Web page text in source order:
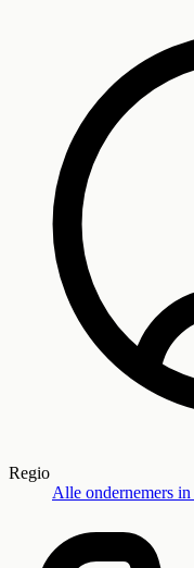
Regio
Alle ondernemers in